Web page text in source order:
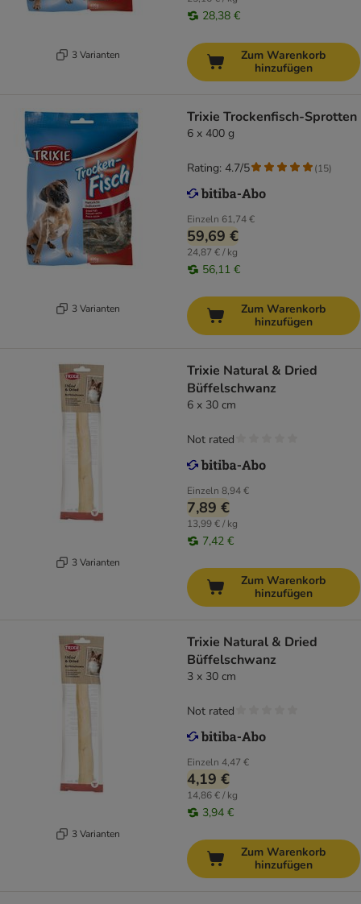
3 Varianten
28,38 €
Zum Warenkorb
hinzufügen
3 Varianten
Trixie Trockenfisch-Sprotten
6 x 400 g
Einzeln 61,74 €
59,69 €
24,87 € / kg
56,11 €
Rating: 4.7/5 (15)
Zum Warenkorb
hinzufügen
3 Varianten
Trixie Natural & Dried
Büffelschwanz
6 x 30 cm
Einzeln 8,94 €
7,89 €
13,99 € / kg
7,42 €
Not rated
Zum Warenkorb
hinzufügen
3 Varianten
Trixie Natural & Dried
Büffelschwanz
3 x 30 cm
Einzeln 4,47 €
4,19 €
14,86 € / kg
3,94 €
Not rated
Zum Warenkorb
hinzufügen